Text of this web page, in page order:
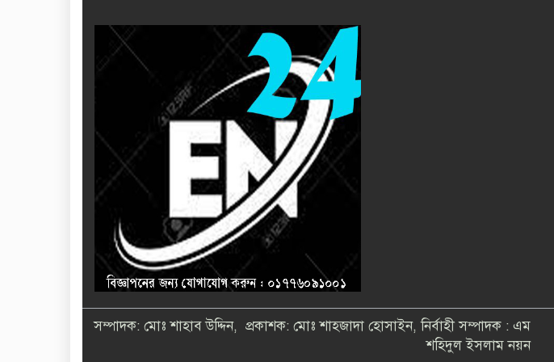
সম্পাদক: মোঃ শাহাব উদ্দিন, প্রকাশক: মোঃ শাহজাদা হোসাইন, নির্বাহী সম্পাদক : এম
শহিদুল ইসলাম নয়ন